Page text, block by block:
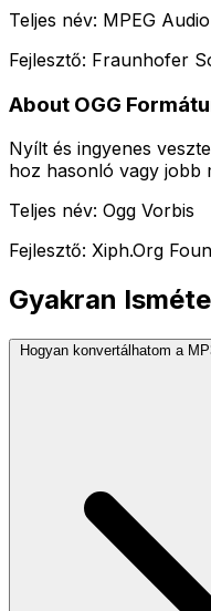
Teljes név: MPEG
Fejlesztő: Fraunhofer
About OGG
Nyílt és ingyenes
hoz hasonló vagy jobb
Teljes név: Ogg Vorbis
Fejlesztő: Xiph.Org
Gyakran
Hogyan konvertálhatom a